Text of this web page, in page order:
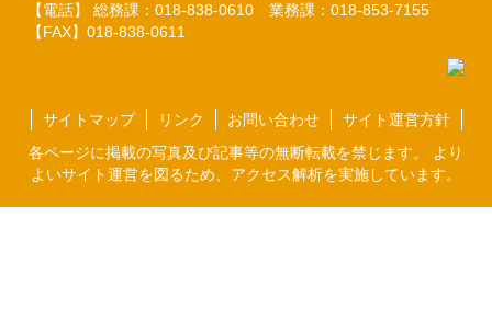
【電話】 総務課：018-838-0610 業務課：018-853-7155
【FAX】018-838-0611
サイトマップ リンク お問い合わせ
サイト運営方針
各ページに掲載の写真及び記事等の無断転載を禁じます。 より
よいサイト運営を図るため、アクセス解析を実施しています。